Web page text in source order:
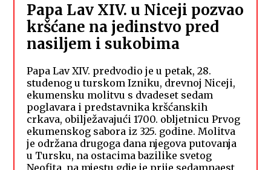
Papa Lav XIV. u Niceji pozvao
kršćane na jedinstvo pred
nasiljem i sukobima
Papa Lav XIV. predvodio je u petak, 28.
studenog u turskom Izniku, drevnoj Niceji,
ekumensku molitvu s dvadeset sedam
poglavara i predstavnika kršćanskih
crkava, obilježavajući 1700. obljetnicu Prvog
ekumenskog sabora iz 325. godine. Molitva
je održana drugoga dana njegova putovanja
u Tursku, na ostacima bazilike svetog